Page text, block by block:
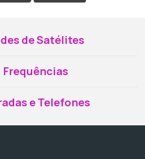
de Satélites
Frequências
e Telefones